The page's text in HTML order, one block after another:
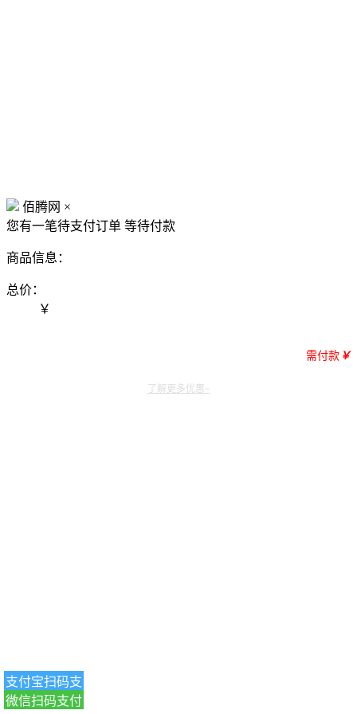
佰腾网 ×
您有一笔待支付订单 等待付款
商品信息：
总价：
￥
需付款 ￥
支付宝扫码支
付
微信扫码支付
了解更多优惠~